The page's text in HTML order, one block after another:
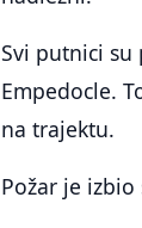
Svi putnici su
Empedocle.
na trajektu.
Požar je